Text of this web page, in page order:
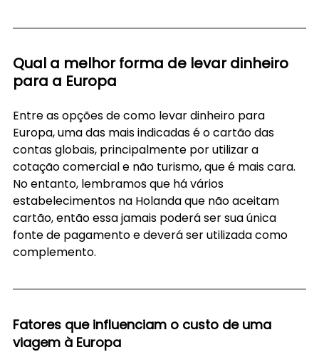
Qual a melhor forma de levar dinheiro
para a Europa
Entre as opções de como levar dinheiro para
Europa, uma das mais indicadas é o cartão das
contas globais, principalmente por utilizar a
cotação comercial e não turismo, que é mais cara.
No entanto, lembramos que há vários
estabelecimentos na Holanda que não aceitam
cartão, então essa jamais poderá ser sua única
fonte de pagamento e deverá ser utilizada como
complemento.
Fatores que influenciam o custo de uma
viagem à Europa